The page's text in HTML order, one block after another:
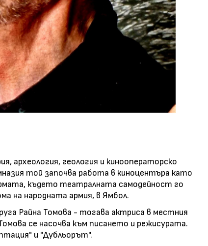
археология, геология и кинооператорско
той започва работа в киноцентъра като
където театралната самодейност го
на народната армия, в Ямбол.
Райна Томова - тогава актриса в местния
се насочва към писането и режисурата.
и "Дубльорът".